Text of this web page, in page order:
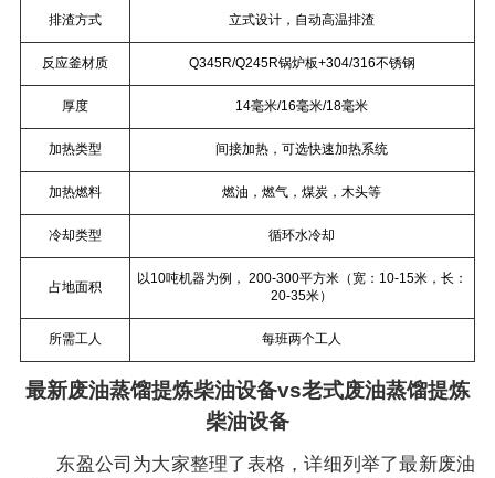
排渣方式 立式设计，自动高温排渣
反应釜材质 Q345R/Q245R锅炉板+304/316不锈钢
厚度 14毫米/16毫米/18毫米
加热类型 间接加热，可选快速加热系统
加热燃料 燃油，燃气，煤炭，木头等
冷却类型 循环水冷却
占地面积
以10吨机器为例， 200-300平方米（宽：10-15米，长：
20-35米）
所需工人 每班两个工人
最新废油蒸馏提炼柴油设备vs老式废油蒸馏提炼
柴油设备
东盈公司为大家整理了表格，详细列举了最新废油